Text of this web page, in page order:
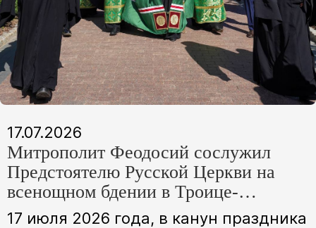
17.07.2026
Митрополит Феодосий сослужил
Предстоятелю Русской Церкви на
всенощном бдении в Троице-
Сергиевой лавре
17 июля 2026 года, в канун праздника